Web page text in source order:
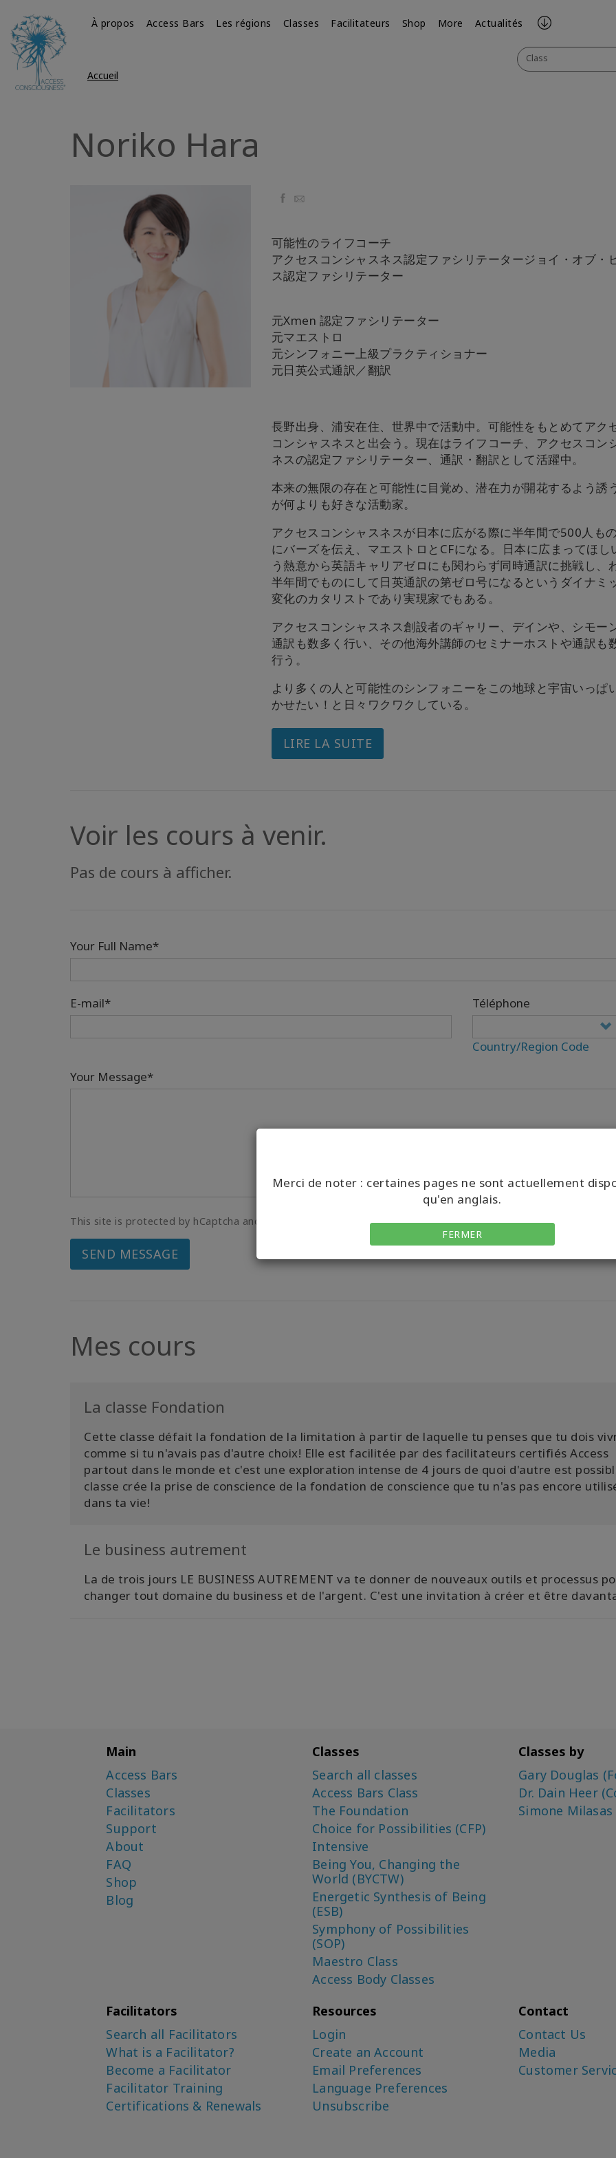
Merci de noter : certaines pages ne sont actuellement
qu'en anglais.
FERMER
À propos Access Bars Les régions Classes Facilitateurs Shop More Actualités
Class
Accueil
Noriko Hara
Facebook
Email
可能性のライフコーチ
アクセスコンシャスネス認定ファシリテータージョイ・オブ・
ス認定ファシリテーター
元Xmen 認定ファシリテーター
元マエストロ
元シンフォニー上級プラクティショナー
元日英公式通訳／翻訳
長野出身、浦安在住、世界中で活動中。可能性をもとめてアク
コンシャスネスと出会う。現在はライフコーチ、アクセスコン
ネスの認定ファシリテーター、通訳・翻訳として活躍中。
本来の無限の存在と可能性に目覚め、潜在力が開花するよう誘
が何よりも好きな活動家。
アクセスコンシャスネスが日本に広がる際に半年間で500人も
にバーズを伝え、マエストロとCFになる。日本に広まってほし
う熱意から英語キャリアゼロにも関わらず同時通訳に挑戦し、
半年間でものにして日英通訳の第ゼロ号になるというダイナミ
変化のカタリストであり実現家でもある。
アクセスコンシャスネス創設者のギャリー、デインや、シモー
通訳も数多く行い、その他海外講師のセミナーホストや通訳も
行う。
より多くの人と可能性のシンフォニーをこの地球と宇宙いっぱ
かせたい！と日々ワクワクしている。
LIRE LA SUITE
Voir les cours à venir.
Pas de cours à afficher.
Your Full Name*
E-mail* Téléphone
Country/Region Code
Your Message*
This site is protected by hCaptcha and its Privacy Policy and Terms of Service apply.
SEND MESSAGE
Mes cours
La classe Fondation
Cette classe défait la fondation de la limitation à partir de laquelle tu penses que tu dois
comme si tu n'avais pas d'autre choix! Elle est facilitée par des facilitateurs certifiés Access
partout dans le monde et c'est une exploration intense de 4 jours de quoi d'autre est
classe crée la prise de conscience de la fondation de conscience que tu n'as pas encore
dans ta vie!
Le business autrement
La de trois jours LE BUSINESS AUTREMENT va te donner de nouveaux outils et processus
changer tout domaine du business et de l'argent. C'est une invitation à créer et être
Main
Access Bars
Classes
Facilitators
Support
About
FAQ
Shop
Blog
Classes
Search all classes
Access Bars Class
The Foundation
Choice for Possibilities (CFP)
Intensive
Being You, Changing the
World (BYCTW)
Energetic Synthesis of Being
(ESB)
Symphony of Possibilities
(SOP)
Maestro Class
Access Body Classes
Classes by
Gary Douglas
Dr. Dain Heer
Simone Milasas
Facilitators
Search all Facilitators
What is a Facilitator?
Become a Facilitator
Facilitator Training
Certifications & Renewals
Resources
Login
Create an Account
Email Preferences
Language Preferences
Unsubscribe
Contact
Contact Us
Media
Customer